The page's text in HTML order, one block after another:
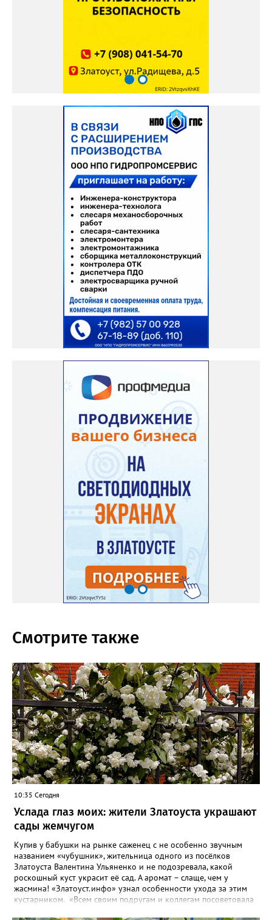
Смотрите также
10:35 Сегодня
Услада глаз моих: жители Златоуста украшают
сады жемчугом
Купив у бабушки на рынке саженец с не особенно звучным
названием «чубушник», жительница одного из посёлков
Златоуста Валентина Ульяненко и не подозревала, какой
роскошный куст украсит её сад. А аромат – слаще, чем у
жасмина! «Златоуст.инфо» узнал особенности ухода за этим
кустарником. «Всем своим подругам и коллегам посоветовала